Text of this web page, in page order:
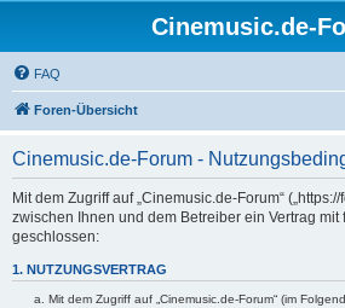
Cinemusic.de-
FAQ
Foren-Übersicht
Cinemusic.de-Forum -
Mit dem Zugriff auf „Cinemusic.de-Forum“
zwischen Ihnen und dem Betreiber ein Vertrag
geschlossen:
1. NUTZUNGSVERTRAG
Mit dem Zugriff auf „Cinemusic.de-Forum“ (im